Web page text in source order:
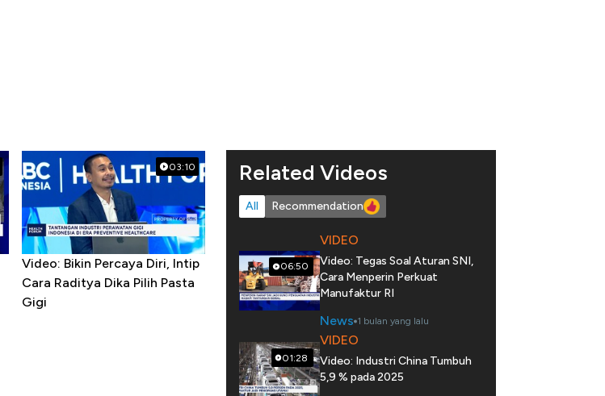
03:10
Video: Bikin Percaya Diri, Intip
Cara Raditya Dika Pilih Pasta
Gigi
Related Videos
All Recommendation
06:50
VIDEO
Video: Tegas Soal Aturan SNI,
Cara Menperin Perkuat
Manufaktur RI
News 1 bulan yang lalu
01:28
VIDEO
Video: Industri China Tumbuh
5,9 % pada 2025